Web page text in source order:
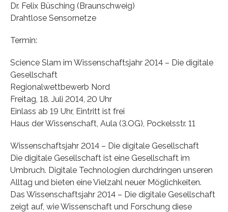
Dr. Felix Büsching (Braunschweig)
Drahtlose Sensornetze
Termin:
Science Slam im Wissenschaftsjahr 2014 – Die digitale
Gesellschaft
Regionalwettbewerb Nord
Freitag, 18. Juli 2014, 20 Uhr
Einlass ab 19 Uhr, Eintritt ist frei
Haus der Wissenschaft, Aula (3.OG), Pockelsstr. 11
Wissenschaftsjahr 2014 – Die digitale Gesellschaft
Die digitale Gesellschaft ist eine Gesellschaft im
Umbruch. Digitale Technologien durchdringen unseren
Alltag und bieten eine Vielzahl neuer Möglichkeiten.
Das Wissenschaftsjahr 2014 – Die digitale Gesellschaft
zeigt auf, wie Wissenschaft und Forschung diese